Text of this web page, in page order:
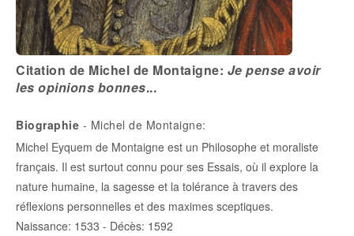
Citation de Michel de Montaigne: Je pense avoir
les opinions bonnes...
Biographie - Michel de Montaigne:
Michel Eyquem de Montaigne est un Philosophe et moraliste
français. Il est surtout connu pour ses Essais, où il explore la
nature humaine, la sagesse et la tolérance à travers des
réflexions personnelles et des maximes sceptiques.
Naissance: 1533 - Décès: 1592